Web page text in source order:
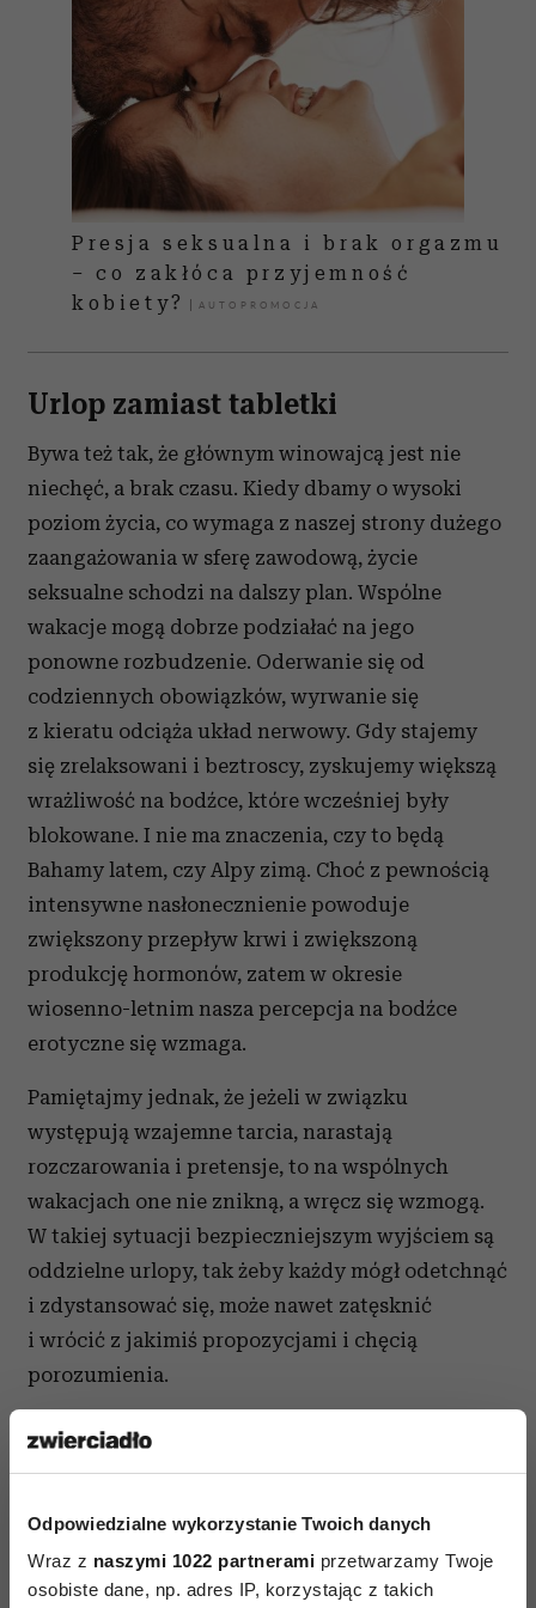
Odpowiedzialne wykorzystanie Twoich danych
Wraz z naszymi 1022 partnerami przetwarzamy Twoje
osobiste dane, np. adres IP, korzystając z takich
Presja seksualna i brak orgazmu
– co zakłóca przyjemność
kobiety?
Urlop zamiast tabletki
Bywa też tak, że głównym winowajcą jest nie
niechęć, a brak czasu. Kiedy dbamy o wysoki
poziom życia, co wymaga z naszej strony dużego
zaangażowania w sferę zawodową, życie
seksualne schodzi na dalszy plan. Wspólne
wakacje mogą dobrze podziałać na jego
ponowne rozbudzenie. Oderwanie się od
codziennych obowiązków, wyrwanie się
z kieratu odciąża układ nerwowy. Gdy stajemy
się zrelaksowani i beztroscy, zyskujemy większą
wrażliwość na bodźce, które wcześniej były
blokowane. I nie ma znaczenia, czy to będą
Bahamy latem, czy Alpy zimą. Choć z pewnością
intensywne nasłonecznienie powoduje
zwiększony przepływ krwi i zwiększoną
produkcję hormonów, zatem w okresie
wiosenno-letnim nasza percepcja na bodźce
erotyczne się wzmaga.
Pamiętajmy jednak, że jeżeli w związku
występują wzajemne tarcia, narastają
rozczarowania i pretensje, to na wspólnych
wakacjach one nie znikną, a wręcz się wzmogą.
W takiej sytuacji bezpieczniejszym wyjściem są
oddzielne urlopy, tak żeby każdy mógł odetchnąć
i zdystansować się, może nawet zatęsknić
i wrócić z jakimiś propozycjami i chęcią
porozumienia.
Czytaj także